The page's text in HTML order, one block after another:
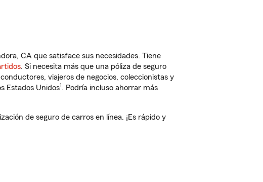
CA que satisface sus necesidades. Tiene
. Si necesita más que una póliza de seguro
viajeros de negocios, coleccionistas y
Estados Unidos1. Podría incluso ahorrar más
de seguro de carros en línea. ¡Es rápido y